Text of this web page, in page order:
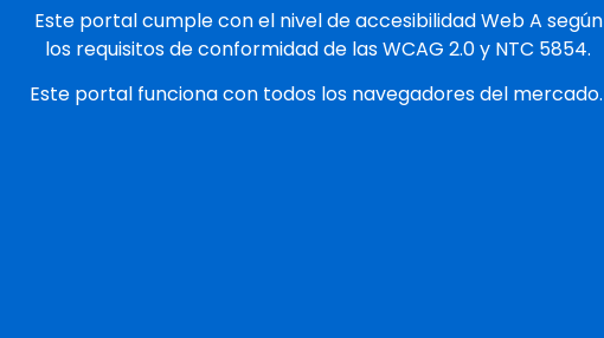
Este portal cumple con el nivel de accesibilidad Web A según
los requisitos de conformidad de las WCAG 2.0 y NTC 5854.
Este portal funciona con todos los navegadores del mercado.